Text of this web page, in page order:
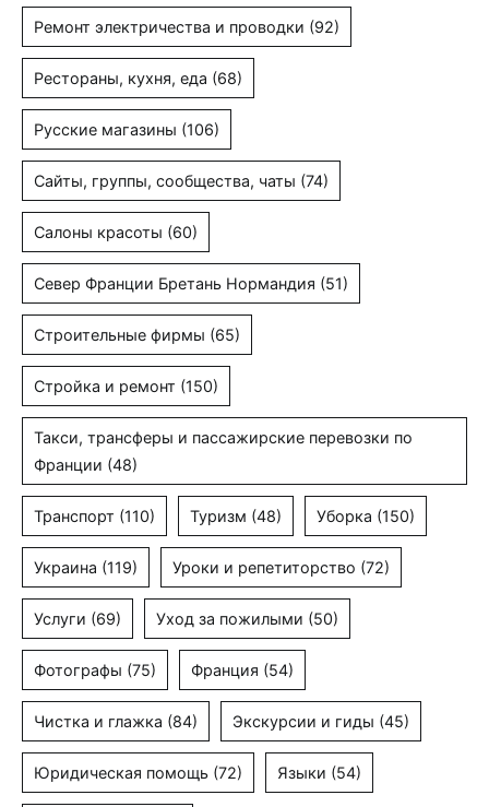
Ремонт электричества и проводки (92)
Рестораны, кухня, еда (68)
Русские магазины (106)
Сайты, группы, сообщества, чаты (74)
Салоны красоты (60)
Север Франции Бретань Нормандия (51)
Строительные фирмы (65)
Стройка и ремонт (150)
Такси, трансферы и пассажирские перевозки по
Франции (48)
Транспорт (110) Туризм (48) Уборка (150)
Украина (119) Уроки и репетиторство (72)
Услуги (69) Уход за пожилыми (50)
Фотографы (75) Франция (54)
Чистка и глажка (84) Экскурсии и гиды (45)
Юридическая помощь (72) Языки (54)